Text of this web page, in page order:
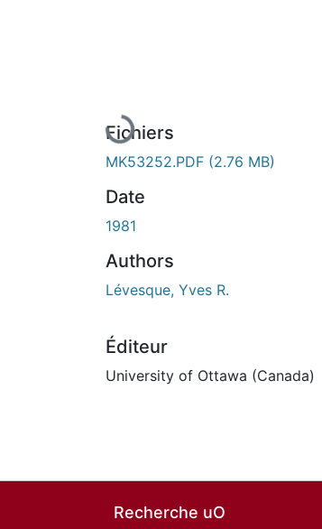
En cours de chargement...
Fichiers
MK53252.PDF (2.76 MB)
Date
1981
Authors
Lévesque, Yves R.
Éditeur
University of Ottawa (Canada)
Recherche uO